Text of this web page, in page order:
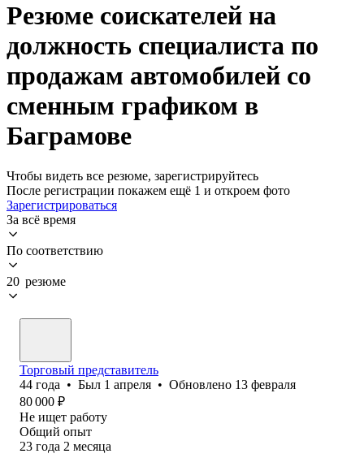
Резюме соискателей на
должность специалиста по
продажам автомобилей со
сменным графиком в
Баграмове
Чтобы видеть все резюме, зарегистрируйтесь
После регистрации покажем ещё 1 и откроем фото
Зарегистрироваться
За всё время
По соответствию
20 резюме
Торговый представитель
44 года • Был 1 апреля • Обновлено 13 февраля
80 000 ₽
Не ищет работу
Общий опыт
23 года 2 месяца